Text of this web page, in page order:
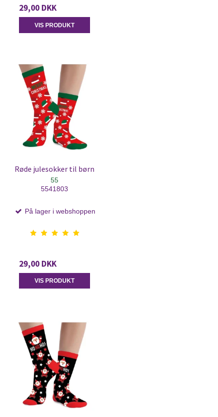
29,00 DKK
VIS PRODUKT
Røde julesokker til børn
55
5541803
På lager i webshoppen
29,00 DKK
VIS PRODUKT